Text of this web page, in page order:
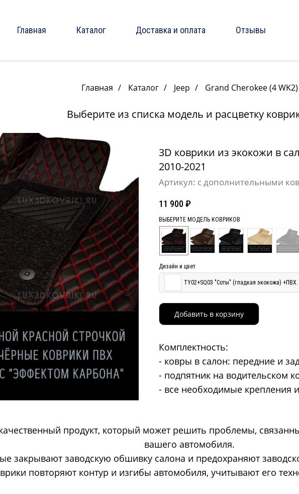
Главная Каталог Доставка и оплата Отзывы
Главная / Каталог / Jeep / Grand Cherokee (4 WK2)
Выберите из списка модель и расцветку
3D коврики из экокожи в
2010-2021
Артикул: с дополнительными
11 900 ₽
ВЫБЕРИТЕ МОДЕЛЬ КОВРИКОВ
Дизайн и цвет
TY02+SQ03 "Соты" (гладкая экокожа)
Добавить в корзину
Комплектность:
- ковры в салон: передние и
- подпятник на водительском
- все необходимые крепления
продукт, который может решить проблемы,
вашего автомобиля.
закрывают заводскую обшивку салона и предохраняют
повторяют контур и изгибы автомобиля, учитывают его